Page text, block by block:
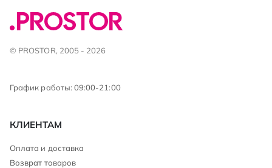
© PROSTOR, 2005 - 2026
График работы: 09:00-21:00
КЛИЕНТАМ
Оплата и доставка
Возврат товаров